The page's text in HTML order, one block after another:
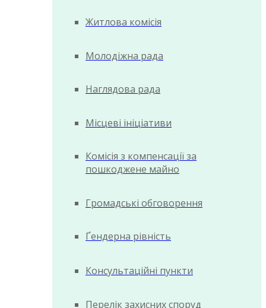
Житлова комісія
Молодіжна рада
Наглядова рада
Місцеві ініціативи
Комісія з компенсації за
пошкоджене майно
Громадські обговорення
Ґендерна рівність
Консультаційні пункти
Перелік захисних споруд